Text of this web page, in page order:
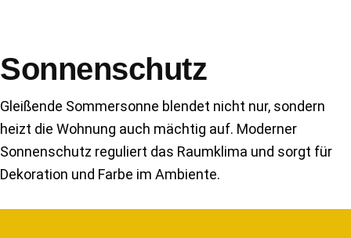
Sonnenschutz
Gleißende Sommersonne blendet nicht nur, sondern
heizt die Wohnung auch mächtig auf. Moderner
Sonnenschutz reguliert das Raumklima und sorgt für
Dekoration und Farbe im Ambiente.